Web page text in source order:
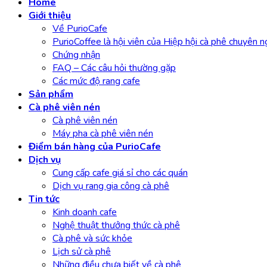
Giới thiệu
Về PurioCafe
PurioCoffee là hội viên của Hiệp hội cà phê chuyên
Chứng nhận
FAQ – Các câu hỏi thường gặp
Các mức độ rang cafe
Sản phẩm
Cà phê viên nén
Cà phê viên nén
Máy pha cà phê viên nén
Điểm bán hàng của PurioCafe
Dịch vụ
Cung cấp cafe giá sỉ cho các quán
Dịch vụ rang gia công cà phê
Tin tức
Kinh doanh cafe
Nghệ thuật thưởng thức cà phê
Cà phê và sức khỏe
Lịch sử cà phê